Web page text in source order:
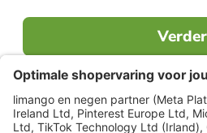
Verder
Al lid?